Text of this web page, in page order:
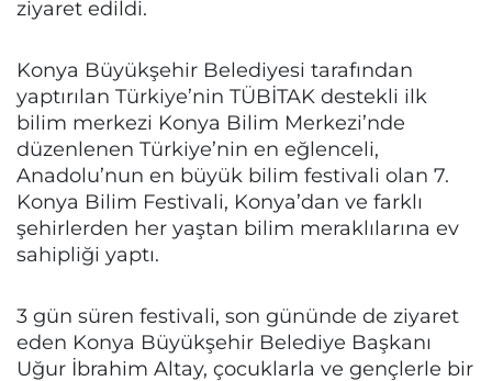
ziyaret edildi.
Konya Büyükşehir Belediyesi tarafından
yaptırılan Türkiye’nin TÜBİTAK destekli ilk
bilim merkezi Konya Bilim Merkezi’nde
düzenlenen Türkiye’nin en eğlenceli,
Anadolu’nun en büyük bilim festivali olan 7.
Konya Bilim Festivali, Konya’dan ve farklı
şehirlerden her yaştan bilim meraklılarına ev
sahipliği yaptı.
3 gün süren festivali, son gününde de ziyaret
eden Konya Büyükşehir Belediye Başkanı
Uğur İbrahim Altay, çocuklarla ve gençlerle bir